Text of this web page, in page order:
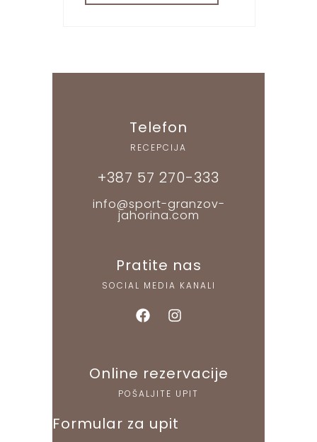
Telefon
RECEPCIJA
+387 57 270-333
info@sport-granzov-
jahorina.com
Pratite nas
SOCIAL MEDIA KANALI
Online rezervacije
POŠALJITE UPIT
Formular za upit